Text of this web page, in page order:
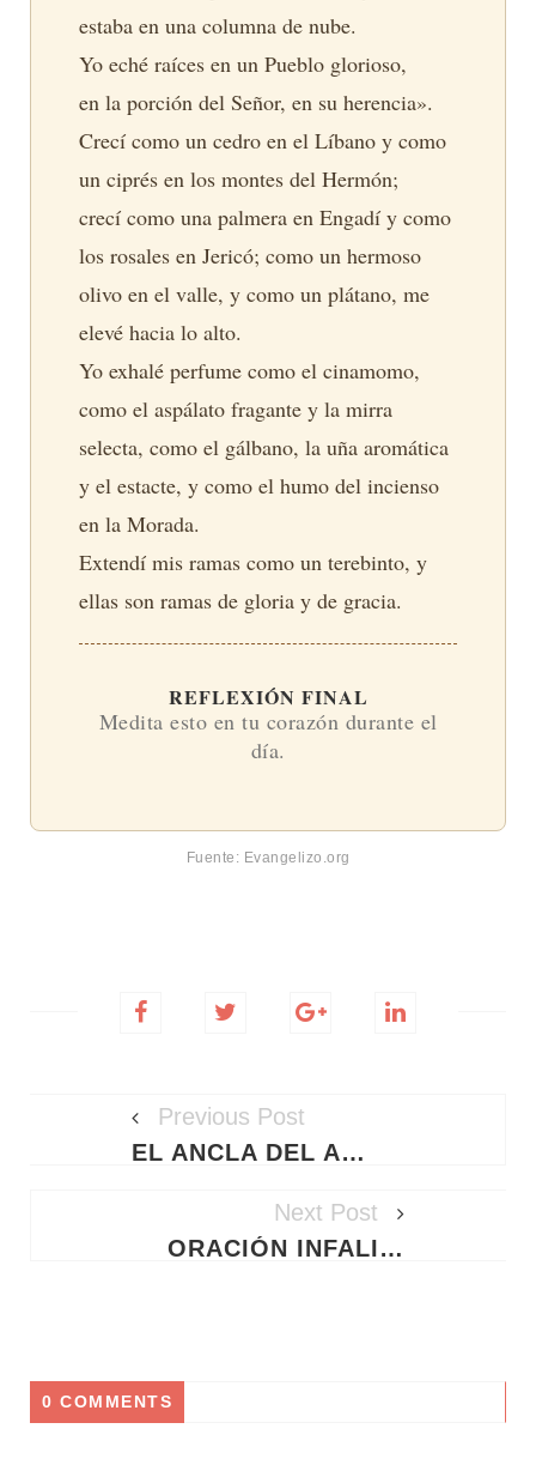
estaba en una columna de nube.
Yo eché raíces en un Pueblo glorioso,
en la porción del Señor, en su herencia».
Crecí como un cedro en el Líbano y como
un ciprés en los montes del Hermón;
crecí como una palmera en Engadí y como
los rosales en Jericó; como un hermoso
olivo en el valle, y como un plátano, me
elevé hacia lo alto.
Yo exhalé perfume como el cinamomo,
como el aspálato fragante y la mirra
selecta, como el gálbano, la uña aromática
y el estacte, y como el humo del incienso
en la Morada.
Extendí mis ramas como un terebinto, y
ellas son ramas de gloria y de gracia.
REFLEXIÓN FINAL
Medita esto en tu corazón durante el
día.
Fuente: Evangelizo.org
Previous Post
EL ANCLA DEL ALMA: CÓMO VIVIR LA FE INQUEBRANTABLE EN LA TORMENTA
Next Post
ORACIÓN INFALIBLE A SAN CAYETANO PARA EL TRABAJO URGENTE, ÉXITO Y PROSPERIDAD FINANCIERA
0 COMMENTS